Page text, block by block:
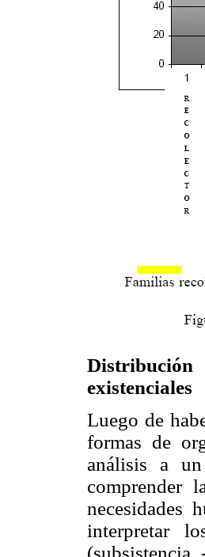
existenciales
Luego de
formas de
análisis a
comprender
necesidades
interpretar